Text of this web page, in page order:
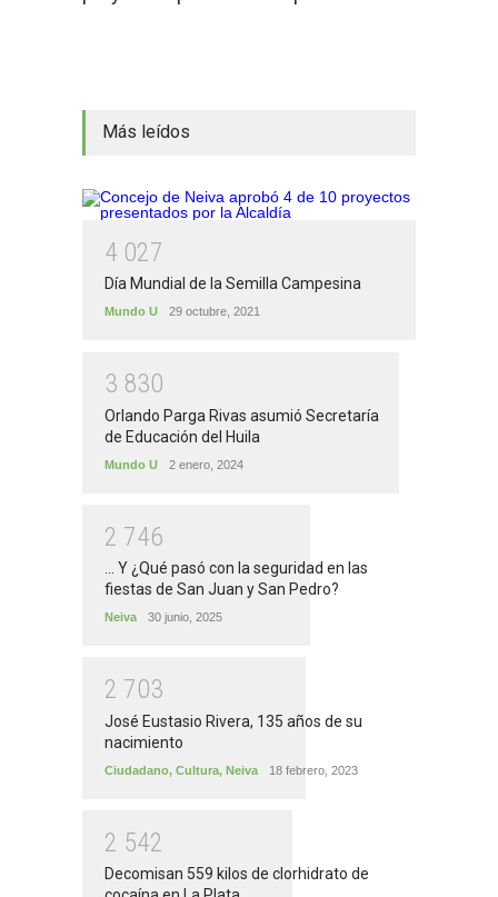
Más leídos
4 027
Día Mundial de la Semilla Campesina
Mundo U 29 octubre, 2021
3 830
Orlando Parga Rivas asumió Secretaría
de Educación del Huila
Mundo U 2 enero, 2024
2 746
... Y ¿Qué pasó con la seguridad en las
fiestas de San Juan y San Pedro?
Neiva 30 junio, 2025
2 703
José Eustasio Rivera, 135 años de su
nacimiento
Ciudadano, Cultura, Neiva 18 febrero, 2023
2 542
Decomisan 559 kilos de clorhidrato de